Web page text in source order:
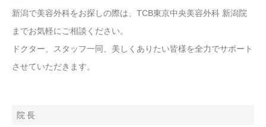
新潟で美容外科をお探しの際は、TCB東京中央美容外科 新潟院
までお気軽にご相談ください。
ドクター、スタッフ一同、美しくありたい皆様を全力でサポート
させていただきます。
院 長